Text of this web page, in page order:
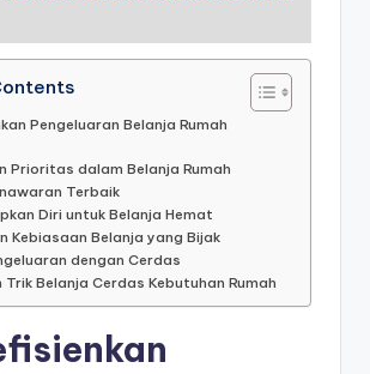
Pengeluaran Belanja Rumah
Prioritas dalam Belanja Rumah
Terbaik
Diri untuk Belanja Hemat
Kebiasaan Belanja yang Bijak
dengan Cerdas
Trik Belanja Cerdas Kebutuhan Rumah